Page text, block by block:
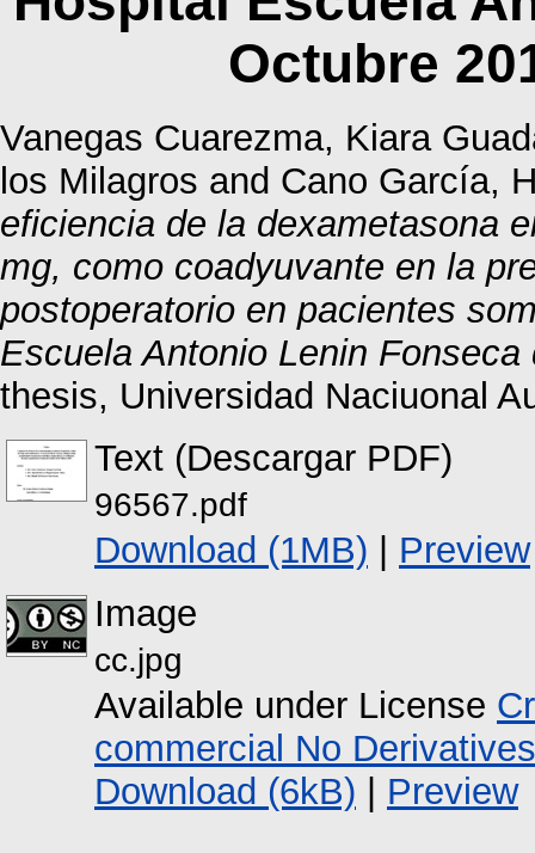
Octubre
Vanegas Cuarezma, Kiara
los Milagros and Cano García,
eficiencia de la dexametasona
mg, como coadyuvante en la
postoperatorio en pacientes
Escuela Antonio Lenin
thesis, Universidad Naciuonal
Text (Descargar PDF)
96567.pdf
Download (1MB) | Preview
Image
cc.jpg
Available under License
commercial No Derivatives
Download (6kB) | Preview